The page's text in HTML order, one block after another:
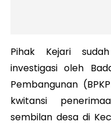
Pihak Kejari
investigasi oleh
Pembangunan
kwitansi
sembilan desa di